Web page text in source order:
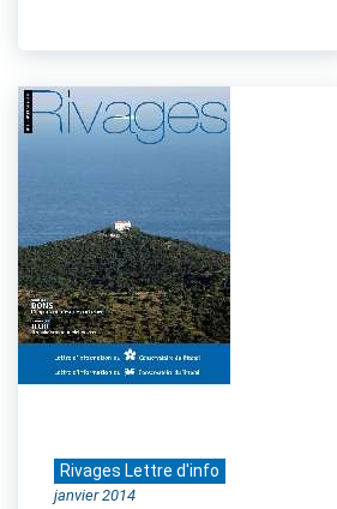
Rivages Lettre d'info
janvier 2014